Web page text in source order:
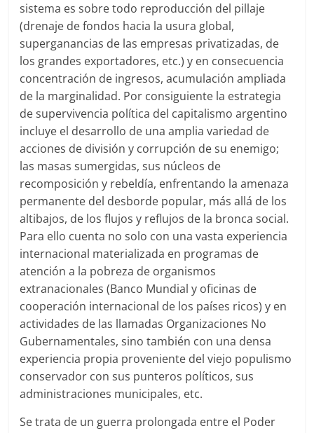
sistema es sobre todo reproducción del pillaje
(drenaje de fondos hacia la usura global,
superganancias de las empresas privatizadas, de
los grandes exportadores, etc.) y en consecuencia
concentración de ingresos, acumulación ampliada
de la marginalidad. Por consiguiente la estrategia
de supervivencia política del capitalismo argentino
incluye el desarrollo de una amplia variedad de
acciones de división y corrupción de su enemigo;
las masas sumergidas, sus núcleos de
recomposición y rebeldía, enfrentando la amenaza
permanente del desborde popular, más allá de los
altibajos, de los flujos y reflujos de la bronca social.
Para ello cuenta no solo con una vasta experiencia
internacional materializada en programas de
atención a la pobreza de organismos
extranacionales (Banco Mundial y oficinas de
cooperación internacional de los países ricos) y en
actividades de las llamadas Organizaciones No
Gubernamentales, sino también con una densa
experiencia propia proveniente del viejo populismo
conservador con sus punteros políticos, sus
administraciones municipales, etc.
Se trata de un guerra prolongada entre el Poder